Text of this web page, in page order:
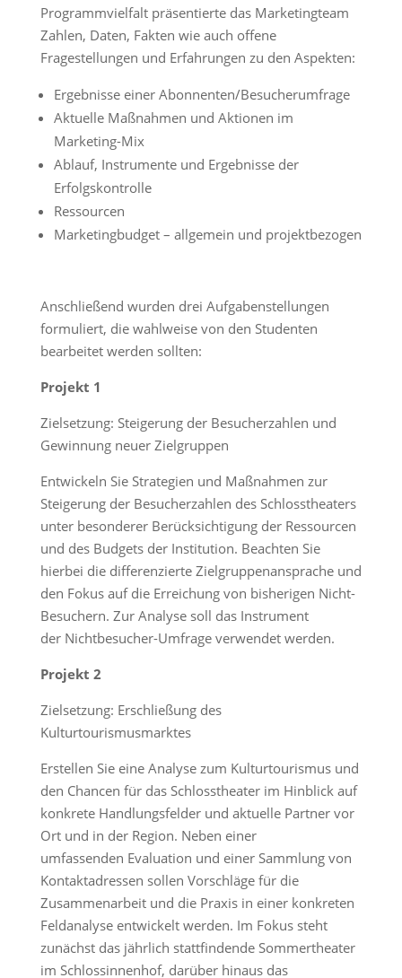
Programmvielfalt präsentierte das Marketingteam
Zahlen, Daten, Fakten wie auch offene
Fragestellungen und Erfahrungen zu den Aspekten:
Ergebnisse einer Abonnenten/Besucherumfrage
Aktuelle Maßnahmen und Aktionen im
Marketing-Mix
Ablauf, Instrumente und Ergebnisse der
Erfolgskontrolle
Ressourcen
Marketingbudget – allgemein und projektbezogen
Anschließend wurden drei Aufgabenstellungen
formuliert, die wahlweise von den Studenten
bearbeitet werden sollten:
Projekt 1
Zielsetzung: Steigerung der Besucherzahlen und
Gewinnung neuer Zielgruppen
Entwickeln Sie Strategien und Maßnahmen zur
Steigerung der Besucherzahlen des Schlosstheaters
unter besonderer Berücksichtigung der Ressourcen
und des Budgets der Institution. Beachten Sie
hierbei die differenzierte Zielgruppenansprache und
den Fokus auf die Erreichung von bisherigen Nicht-
Besuchern. Zur Analyse soll das Instrument
der Nichtbesucher-Umfrage verwendet werden.
Projekt 2
Zielsetzung: Erschließung des
Kulturtourismusmarktes
Erstellen Sie eine Analyse zum Kulturtourismus und
den Chancen für das Schlosstheater im Hinblick auf
konkrete Handlungsfelder und aktuelle Partner vor
Ort und in der Region. Neben einer
umfassenden Evaluation und einer Sammlung von
Kontaktadressen sollen Vorschläge für die
Zusammenarbeit und die Praxis in einer konkreten
Feldanalyse entwickelt werden. Im Fokus steht
zunächst das jährlich stattfindende Sommertheater
im Schlossinnenhof, darüber hinaus das